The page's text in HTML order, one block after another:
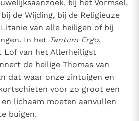
bij het Vormsel,
de Wijding, bij de Religieuze
van alle heiligen of bij
In het Tantum Ergo,
Lof van het Allerheiligst
de heilige Thomas van
dat waar onze zintuigen en
voor zo groot een
lichaam moeten aanvullen
buigen.